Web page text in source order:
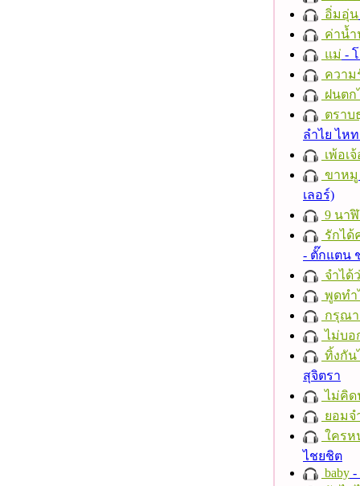
อิ่มอุ่น
ค่าน้
แม่ -
ความ
ฝนตก
ตราบ
ลำไย ไห
เพ้อเ
ขาหมู
เลอร์)
9 นา
รักได้
- ตั๊กแตน
จำได้
พูดทำ
กรุณา
ไม่บอ
ทิ้งกัน
สุจิตรา
ไม่คิด
ยอม
ใครห
ไชยชิต
baby -